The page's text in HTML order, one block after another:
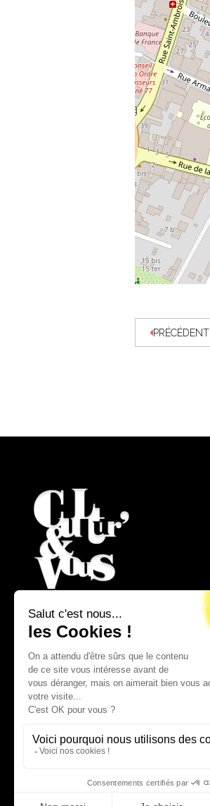
PRÉCÉDENT
REJOIGNEZ-NOUS !
NOUS CONTACTER
PLAN DU SITE
ACCESSIBILITÉ